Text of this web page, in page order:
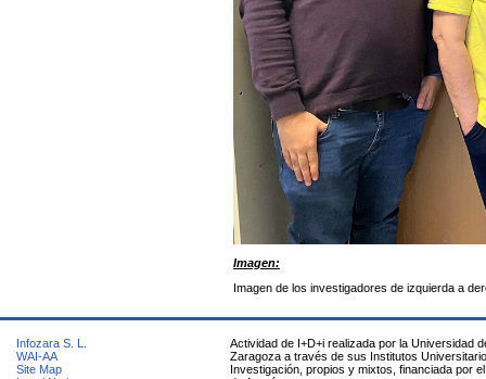
Imagen:
Imagen de los investigadores de izquierda a
Infozara S. L.
WAI-AA
Site Map
Actividad de I+D+i realizada por la Universidad
Zaragoza a través de sus Institutos
Investigación, propios y mixtos, financiada por